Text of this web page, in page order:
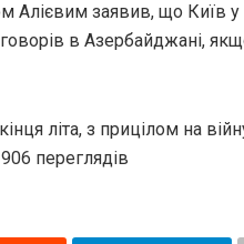
Алієвим заявив, що Київ у
в Азербайджані,
літа, з прицілом на
переглядiв